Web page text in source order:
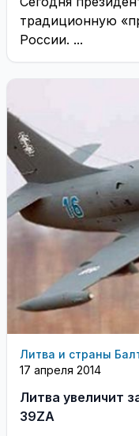
традиционную
России. ...
Литва и страны
17 апреля 2014
Литва увеличит
39ZA